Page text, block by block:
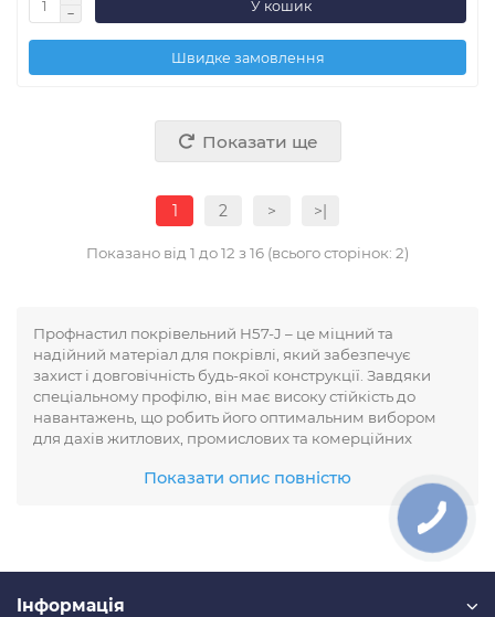
У кошик
Швидке замовлення
Показати ще
1 2 > >|
Показано від 1 до 12 з 16 (всього сторінок: 2)
Профнастил покрівельний H57-J – це міцний та
надійний матеріал для покрівлі, який забезпечує
захист і довговічність будь-якої конструкції. Завдяки
спеціальному профілю, він має високу стійкість до
навантажень, що робить його оптимальним вибором
для дахів житлових, промислових та комерційних
оцинкованої сталі з полімерним покриттям, що надає
Показати опис повністю
Iнформація